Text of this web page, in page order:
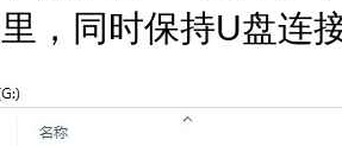
，同时保持U盘连